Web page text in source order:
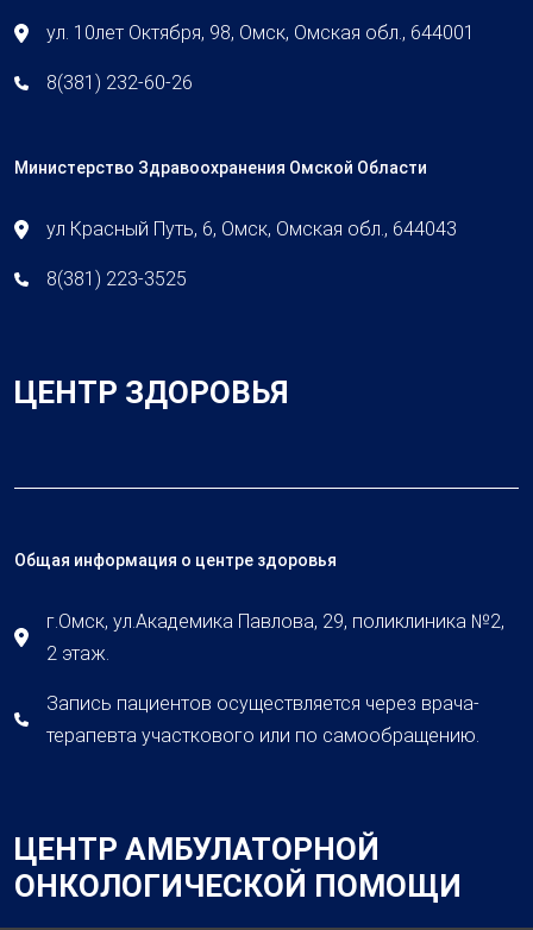
ул. 10лет Октября, 98, Омск, Омская обл., 644001
8(381) 232-60-26
Министерство Здравоохранения Омской Области
ул Красный Путь, 6, Омск, Омская обл., 644043
8(381) 223-3525
ЦЕНТР ЗДОРОВЬЯ
Общая информация о центре здоровья
г.Омск, ул.Академика Павлова, 29, поликлиника №2,
2 этаж.
Запись пациентов осуществляется через врача-
терапевта участкового или по самообращению.
ЦЕНТР АМБУЛАТОРНОЙ
ОНКОЛОГИЧЕСКОЙ ПОМОЩИ